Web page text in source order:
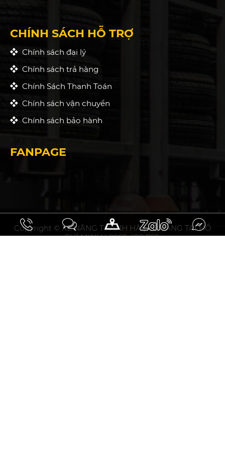
CHÍNH SÁCH HỖ TRỢ
Chính sách đại lý
Chính sách trả hàng
Chính Sách Thanh Toán
Chính sách vận chuyển
Chính sách bảo hành
FANPAGE
Copyright © XE NÂNG THANH HÀ | XE NÂNG TẠI HỒ
CHÍ MINH | 0969 498 769.